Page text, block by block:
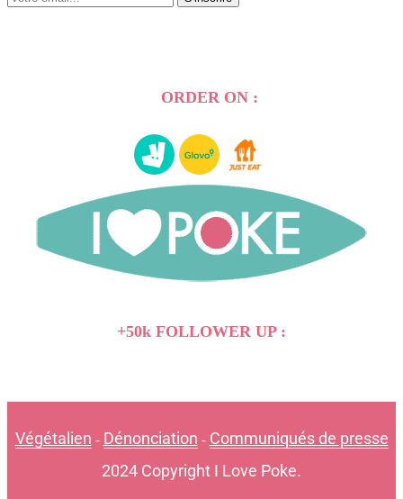
ORDER ON :
+50k FOLLOWER UP :
Végétalien - Dénonciation - Communiqués de presse
2024 Copyright I Love Poke.